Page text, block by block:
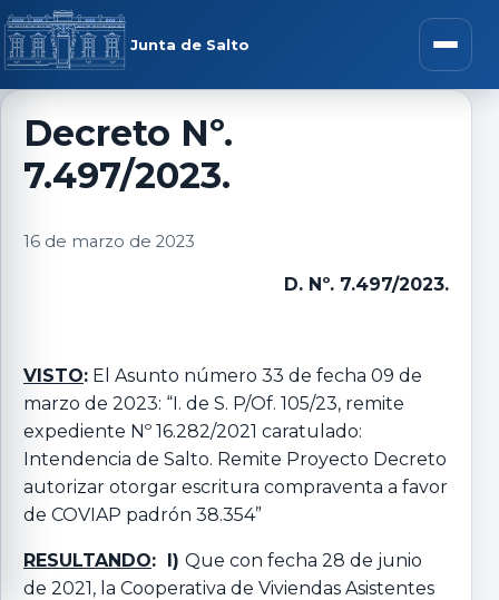
Saltar al contenido
Junta de Salto Abrir
menú
Decreto Nº.
7.497/2023.
16 de marzo de 2023
D. Nº. 7.497/2023.
VISTO: El Asunto número 33 de fecha 09 de
marzo de 2023: “I. de S. P/Of. 105/23, remite
expediente Nº 16.282/2021 caratulado:
Intendencia de Salto. Remite Proyecto Decreto
autorizar otorgar escritura compraventa a favor
de COVIAP padrón 38.354”
RESULTANDO: I) Que con fecha 28 de junio
de 2021, la Cooperativa de Viviendas Asistentes